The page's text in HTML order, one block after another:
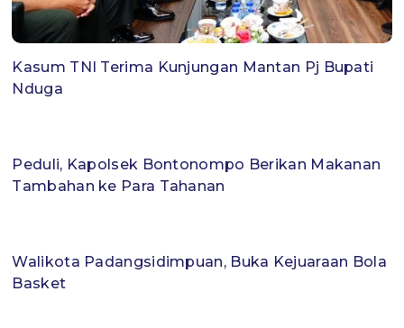
Kasum TNI Terima Kunjungan Mantan Pj Bupati
Nduga
Peduli, Kapolsek Bontonompo Berikan Makanan
Tambahan ke Para Tahanan
Walikota Padangsidimpuan, Buka Kejuaraan Bola
Basket